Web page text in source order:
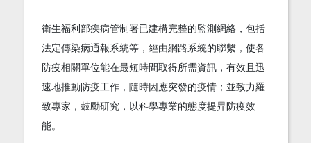
衛生福利部疾病管制署已建構完整的監測網絡，包括
法定傳染病通報系統等，經由網路系統的聯繫，使各
防疫相關單位能在最短時間取得所需資訊，有效且迅
速地推動防疫工作，隨時因應突發的疫情；並致力羅
致專家，鼓勵研究，以科學專業的態度提昇防疫效
能。